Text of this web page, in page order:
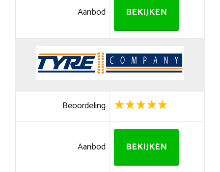
Aanbod BEKIJKEN
Beoordeling
Aanbod BEKIJKEN